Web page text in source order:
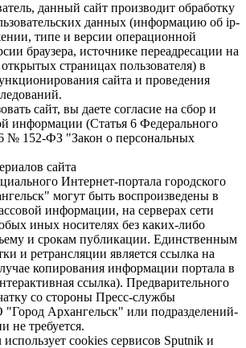
данный сайт производит обработку
данных (информацию об ip-
типе и версии операционной
браузера, источнике переадресации на
страницах пользователя) в
сайта и проведения
сайт, вы даете согласие на сбор и
информации (Статья 6 Федерального
№ 152-ФЗ "Закон о персональных
сайта
Интернет-портала городского
могут быть воспроизведены в
информации, на серверах сети
иных носителях без каких-либо
и срокам публикации. Единственным
и ретрансляции является ссылка на
копирования информации портала в
ссылка). Предварительного
со стороны Пресс-службы
Архангельск" или подразделений-
не требуется.
cookies сервисов Sputnik и